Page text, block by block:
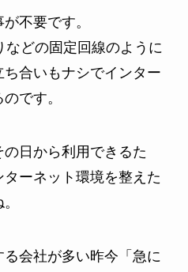
不要です。
どの固定回線のように
合いもナシでインター
です。
日から利用できるた
ーネット環境を整えた
会社が多い昨今「急に